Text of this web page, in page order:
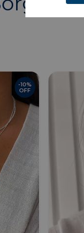
-10%
OFF